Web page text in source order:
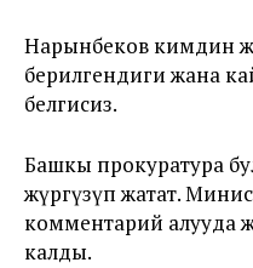
Нарынбеков кимдин
берилгендиги жана
белгисиз.
Башкы прокуратура
жүргүзүп жатат.
комментарий алууда
калды.